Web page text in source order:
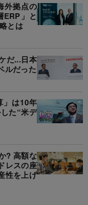
外拠点の
ERP」と
とは
だ...日本
ルだった
」は10年
た“米デ
? 高額な
レスの座
性を上げ